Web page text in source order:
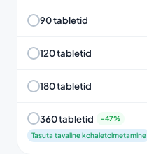
90 tabletid
120 tabletid
180 tabletid
360 tabletid
Tasuta tavaline kohaletoimetamine